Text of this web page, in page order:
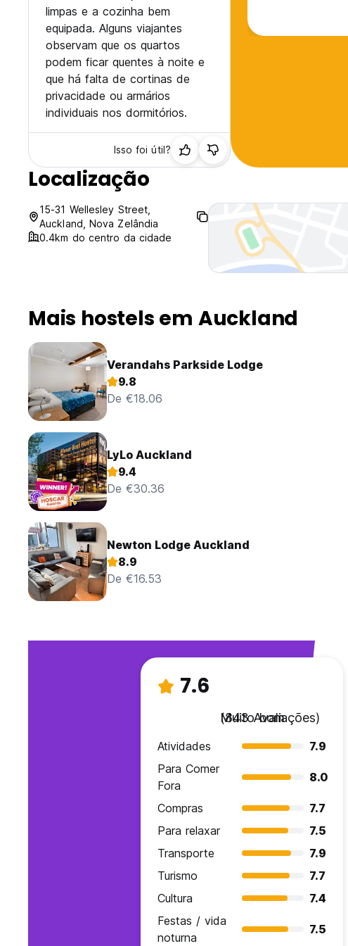
limpas e a cozinha bem
equipada. Alguns viajantes
observam que os quartos
podem ficar quentes à noite e
que há falta de cortinas de
privacidade ou armários
individuais nos dormitórios.
Isso foi útil?
Localização
15-31 Wellesley Street,
Auckland, Nova Zelândia
0.4km do centro da cidade
Mais hostels em Auckland
Verandahs Parkside Lodge
9.8
De €18.06
LyLo Auckland
9.4
De €30.36
Newton Lodge Auckland
8.9
De €16.53
7.6
Muito bom
(843 Avaliações)
Atividades
7.9
Para Comer
Fora
8.0
Compras
7.7
Para relaxar
7.5
Transporte
7.9
Turismo
7.7
Cultura
7.4
Festas / vida
noturna
7.5